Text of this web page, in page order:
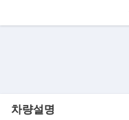
차량설명